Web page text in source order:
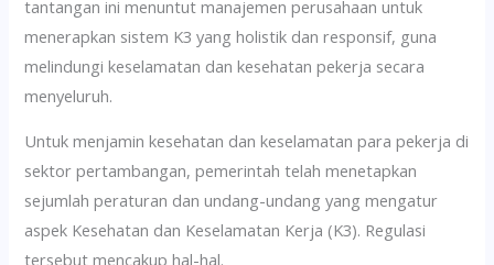
tantangan ini menuntut manajemen perusahaan untuk
menerapkan sistem K3 yang holistik dan responsif, guna
melindungi keselamatan dan kesehatan pekerja secara
menyeluruh.
Untuk menjamin kesehatan dan keselamatan para pekerja di
sektor pertambangan, pemerintah telah menetapkan
sejumlah peraturan dan undang-undang yang mengatur
aspek Kesehatan dan Keselamatan Kerja (K3). Regulasi
tersebut mencakup hal-hal.